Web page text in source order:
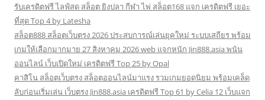
รับเครดิตฟรี ไลฟ์สด สล็อต ยิงปลา กีฬา ไพ่ สล็อต168 แจก เครดิตฟรี เยอะ
ที่สุด Top 4 by Latesha
สล็อต888 สล็อตเว็บตรง 2026 ประสบการณ์เล่นยุคใหม่ ระบบเสถียร พร้อม
เกมให้เลือกมากมาย 27 สิงหาคม 2026 web แจกหนัก Jin888.asia พนัน
ออนไลน์ เว็บเปิดใหม่ เครดิตฟรี Top 25 by Opal
คาสิโน สล็อตเว็บตรง สล็อตออนไลน์มาแรง รวมเกมยอดนิยม พร้อมเคล็ด
ลับก่อนเริ่มเล่น เว็บตรง Jin888.asia เครดิตฟรี Top 61 by Celia 12 เว็บแจก